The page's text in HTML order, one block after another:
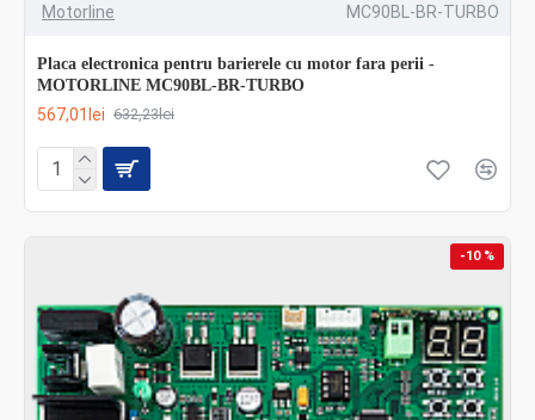
Motorline MC90BL-BR-TURBO
Placa electronica pentru barierele cu motor fara perii -
MOTORLINE MC90BL-BR-TURBO
567,01lei 632,23lei
-10 %